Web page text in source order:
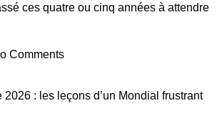
ces quatre ou cinq années à attendre
Comments
: les leçons d’un Mondial frustrant